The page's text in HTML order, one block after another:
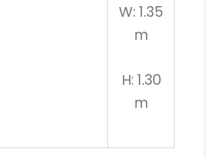
W: 1.35
m
H: 1.30
m